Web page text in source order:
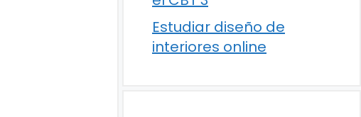
Estudiar diseño de
interiores online